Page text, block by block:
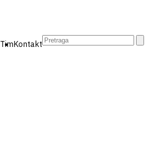
TimKontaktPretraga: